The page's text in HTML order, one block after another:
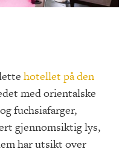
hotellet på den
med orientalske
fuchsiafarger,
gjennomsiktig lys,
har utsikt over